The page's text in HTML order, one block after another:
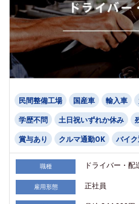
民間整備工場 国産車 輸入車
学歴不問 土日祝いずれか休み
賞与あり クルマ通勤OK バイ
職種 ドライバー・配
雇用形態 正社員